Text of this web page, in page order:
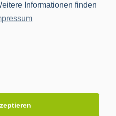
Informationen finden
Transparenz für das